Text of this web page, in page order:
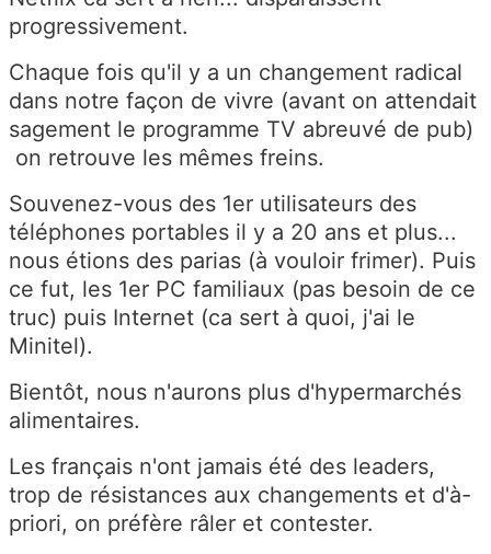
progressivement.
Chaque fois qu'il y a un changement radical
dans notre façon de vivre (avant on attendait
sagement le programme TV abreuvé de pub)
on retrouve les mêmes freins.
Souvenez-vous des 1er utilisateurs des
téléphones portables il y a 20 ans et plus...
nous étions des parias (à vouloir frimer). Puis
ce fut, les 1er PC familiaux (pas besoin de ce
truc) puis Internet (ca sert à quoi, j'ai le
Minitel).
Bientôt, nous n'aurons plus d'hypermarchés
alimentaires.
Les français n'ont jamais été des leaders,
trop de résistances aux changements et d'à-
priori, on préfère râler et contester.